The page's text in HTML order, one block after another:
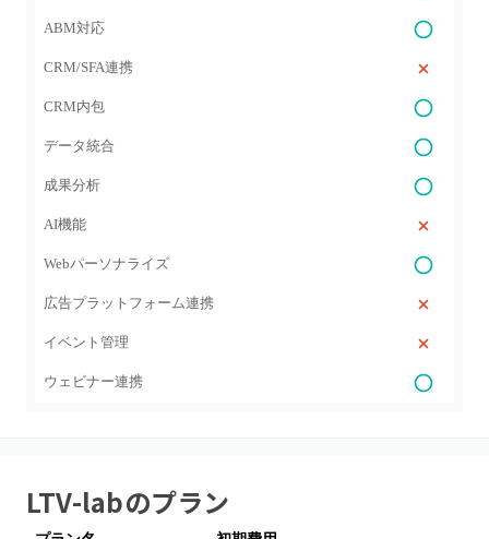
ABM対応
CRM/SFA連携
CRM内包
データ統合
成果分析
AI機能
Webパーソナライズ
広告プラットフォーム連携
イベント管理
ウェビナー連携
LTV-labのプラン